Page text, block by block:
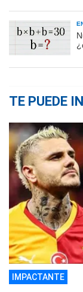
TE PUEDE
IMPACTANTE